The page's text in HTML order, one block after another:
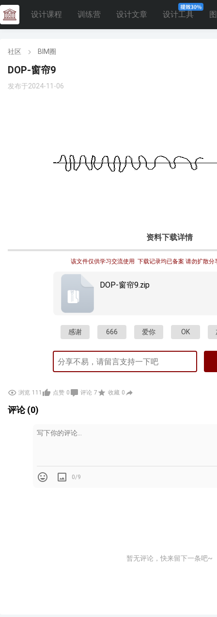
设计课程 训练营 设计文章 设计工具
社区 BIM圈
DOP-窗帘9
发布于2024-11-06
资料下载详情
该文件仅供学习交流使用  下载记录均已备案 请勿扩散分
DOP-窗帘9.zip
感谢 666 爱你 OK
浏览 111 点赞 0 评论 7 收藏 0
评论 (0)
0/9
暂无评论，快来留下一条吧~